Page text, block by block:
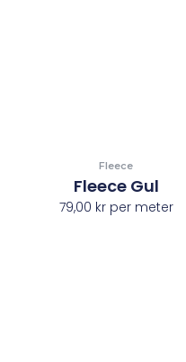
Fleece
Fleece Gul
79,00 krper meter